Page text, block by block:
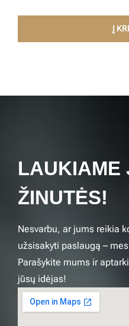
Į
LAUKIAME
ŽINUTĖS!
Nesvarbu, ar jums reikia
užsisakyti paslaugą –
Parašykite mums ir
jūsų idėjas!